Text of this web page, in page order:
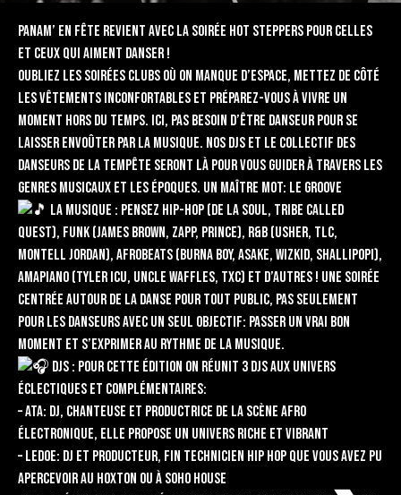
PANAM’ EN FÊTE revient avec la soirée HOT STEPPERS pour celles
et ceux qui aiment danser !
Oubliez les soirées clubs où on manque d’espace, mettez de côté
les vêtements inconfortables et préparez-vous à vivre un
moment hors du temps. Ici, pas besoin d’être danseur pour se
laisser envoûter par la musique. Nos DJs et le collectif des
danseurs de La Tempête seront là pour vous guider à travers les
genres musicaux et les époques. Un maître mot: le groove
LA MUSIQUE : Pensez Hip-Hop (De La Soul, Tribe Called
Quest), Funk (James Brown, Zapp, Prince), R&B (Usher, TLC,
Montell Jordan), Afrobeats (Burna Boy, Asake, Wizkid, Shallipopi),
Amapiano (Tyler ICU, Uncle Waffles, TxC) et d’autres ! Une soirée
centrée autour de la danse pour tout public, pas seulement
pour les danseurs avec un seul objectif: passer un vrai bon
moment et s’exprimer au rythme de la musique.
DJs : pour cette édition on réunit 3 DJs aux univers
éclectiques et complémentaires:
– ATA: DJ, chanteuse et productrice de la scène afro
électronique, elle propose un univers riche et vibrant
– Ledoe: DJ et producteur, fin technicien Hip Hop que vous avez pu
apercevoir au Hoxton ou à Soho House